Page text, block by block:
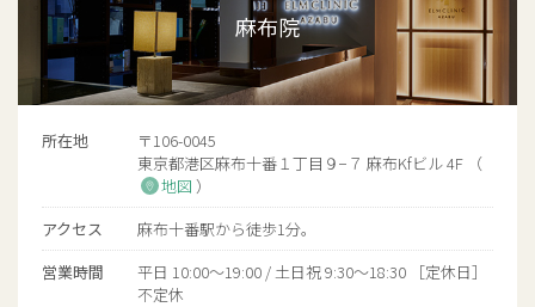
麻布院
所在地
〒106-0045
東京都港区麻布十番１丁目９−７ 麻布Kfビル 4F （
地図 ）
アクセス
麻布十番駅から徒歩1分。
営業時間
平日 10:00〜19:00 / 土日祝 9:30〜18:30 ［定休日］
不定休